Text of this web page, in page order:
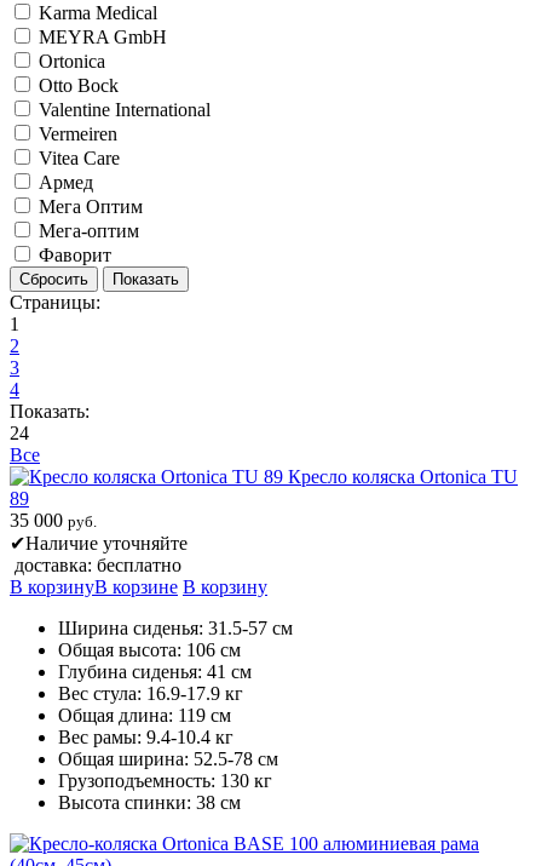
Karma Medical
MEYRA GmbH
Ortonica
Otto Bock
Valentine International
Vermeiren
Vitea Care
Армед
Мега Оптим
Мега-оптим
Фаворит
Страницы:
1
2
3
4
Показать:
24
Все
Кресло коляска Ortonica TU
89
35 000 руб.
✔Наличие уточняйте
доставка: бесплатно
В корзинуВ корзине В корзину
Ширина сиденья: 31.5-57 см
Общая высота: 106 см
Глубина сиденья: 41 см
Вес стула: 16.9-17.9 кг
Общая длина: 119 см
Вес рамы: 9.4-10.4 кг
Общая ширина: 52.5-78 см
Грузоподъемность: 130 кг
Высота спинки: 38 см